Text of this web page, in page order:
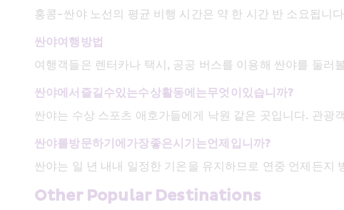
홍콩-싼야 노선의 평균 비행 시간은 약 한 시간 반 소요됩니
싼야여행 방법
여행객들은 렌터카나 택시, 공공 버스를 이용해 싼야를 둘러
싼야에서 즐길 수있는수상활동에는무엇이 있습니까?
싼야는 수상 스포츠 애호가들에게 낙원 같은 곳입니다. 관
싼야를방문하기에 가장좋은시기는언제입니까?
싼야는 일 년 내내 일정한 기온을 유지하므로 연중 언제든지
Other Popular Destinations